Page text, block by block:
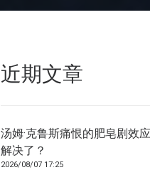
近期文章
汤姆·克鲁斯痛恨的肥皂剧效
解决了？
2026/08/07 17:25